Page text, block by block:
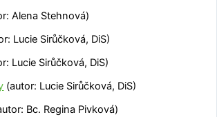
Alena Stehnová)
Lucie Sirůčková, DiS)
Lucie Sirůčková, DiS)
(autor: Lucie Sirůčková, DiS)
Bc. Regina Pivková)